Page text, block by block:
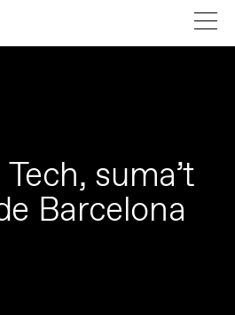
suma’t
Barcelona